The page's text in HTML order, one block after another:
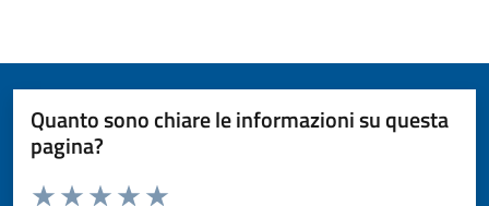
Quanto sono chiare le informazioni su questa
pagina?
Valuta da 1 a 5 stelle la pagina